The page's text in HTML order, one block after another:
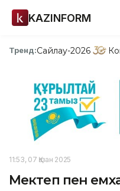
KAZINFORM
Тренд:Сайлау-2026
11:53, 07 Қазан 2025
Мектеп пен